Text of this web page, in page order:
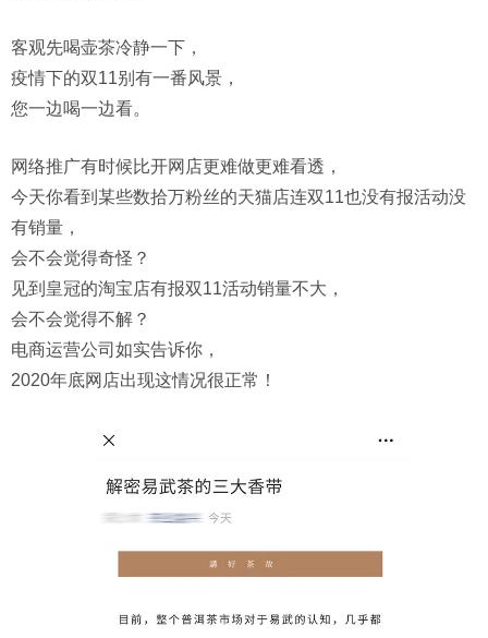
客观先喝壶茶冷静一下，
疫情下的双11别有一番风景，
您一边喝一边看。
网络推广有时候比开网店更难做更难看透，
今天你看到某些数拾万粉丝的天猫店连双11也没有报活动没
有销量，
会不会觉得奇怪？
见到皇冠的淘宝店有报双11活动销量不大，
会不会觉得不解？
电商运营公司如实告诉你，
2020年底网店出现这情况很正常！